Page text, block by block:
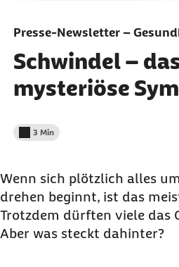
Presse-Newsletter –
Schwindel –
mysteriöse
Lesedauer weniger als
3 Min
Wenn sich plötzlich alles
drehen beginnt, ist das
Trotzdem dürften viele das
Aber was steckt dahinter?